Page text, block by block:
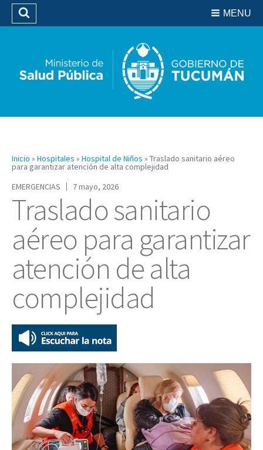
Biblioteca
MENU
Buscar
Inicio » Hospitales » Hospital de Niños » Traslado sanitario aéreo
para garantizar atención de alta complejidad
EMERGENCIAS
7 mayo, 2026
Traslado sanitario
aéreo para garantizar
atención de alta
complejidad